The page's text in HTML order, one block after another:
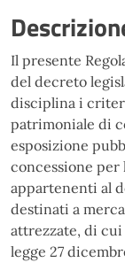
Il presente
del decreto
disciplina i
patrimoniale di
esposizione
concessione per
appartenenti al
destinati a
attrezzate, di cui
legge 27